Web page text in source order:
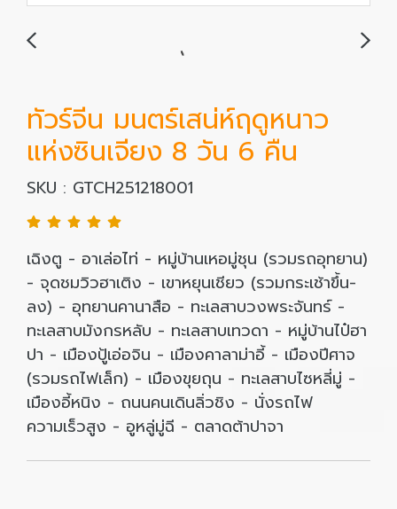
ทัวร์จีน มนตร์เสน่ห์ฤดูหนาว
แห่งซินเจียง 8 วัน 6 คืน
SKU : GTCH251218001
เฉิงตู - อาเล่อไท่ - หมู่บ้านเหอมู่ชุน (รวมรถอุทยาน)
- จุดชมวิวฮาเติง - เขาหยุนเชียว (รวมกระเช้าขึ้น-
ลง) - อุทยานคานาสือ - ทะเลสาบวงพระจันทร์ -
ทะเลสาบมังกรหลับ - ทะเลสาบเทวดา - หมู่บ้านไป๋ฮา
ปา - เมืองปู้เอ่อจิน - เมืองคาลาม่าอี้ - เมืองปีศาจ
(รวมรถไฟเล็ก) - เมืองขุยถุน - ทะเลสาบไซหลี่มู่ -
เมืองอี้หนิง - ถนนคนเดินลิ่วชิง - นั่งรถไฟ
ความเร็วสูง - อูหลู่มู่ฉี - ตลาดต้าปาจา